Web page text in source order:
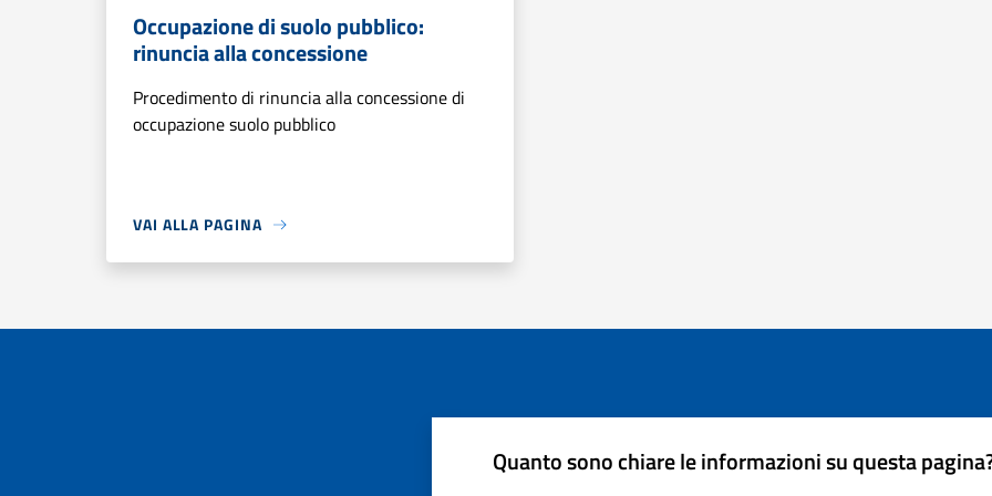
Occupazione di suolo pubblico:
rinuncia alla concessione
Procedimento di rinuncia alla concessione di
occupazione suolo pubblico
VAI ALLA PAGINA
Quanto sono chiare le informazioni su questa